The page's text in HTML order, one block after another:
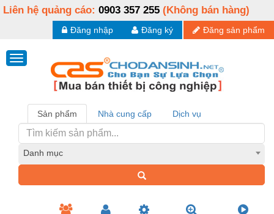
Liên hệ quảng cáo: 0903 357 255 (Không bán hàng)
Đăng sản phẩm
Đăng ký
Đăng nhập
Sản phẩm Nhà cung cấp Dịch vụ
Danh mục